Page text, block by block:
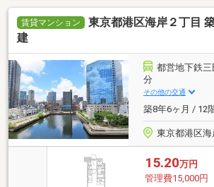
賃貸マンション
東京都港区海岸２丁目
建
都営地下鉄三
分
その他の交通
築8年6ヶ月 / 12
東京都港区海
15.20万円
管理費15,000円